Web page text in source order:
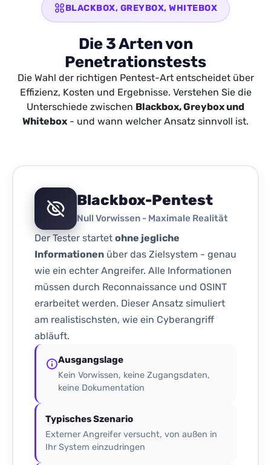
BLACKBOX, GREYBOX, WHITEBOX
Die 3 Arten von
Penetrationstests
Die Wahl der richtigen Pentest-Art entscheidet über
Effizienz, Kosten und Ergebnisse. Verstehen Sie die
Unterschiede zwischen Blackbox, Greybox und
Whitebox - und wann welcher Ansatz sinnvoll ist.
Blackbox-Pentest
Null Vorwissen - Maximale Realität
Der Tester startet ohne jegliche
Informationen über das Zielsystem - genau
wie ein echter Angreifer. Alle Informationen
müssen durch Reconnaissance und OSINT
erarbeitet werden. Dieser Ansatz simuliert
am realistischsten, wie ein Cyberangriff
abläuft.
Ausgangslage
Kein Vorwissen, keine Zugangsdaten,
keine Dokumentation
Typisches Szenario
Externer Angreifer versucht, von außen in
Ihr System einzudringen